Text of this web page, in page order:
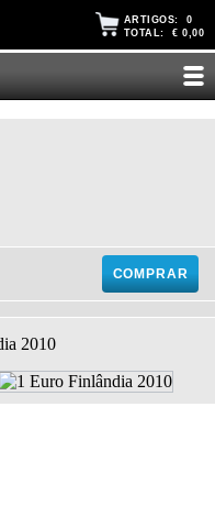
ARTIGOS: 0
TOTAL: € 0,00
COMPRAR